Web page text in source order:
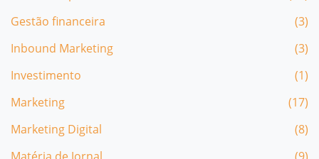
Gestão financeira
(3)
Inbound Marketing
(3)
Investimento
(1)
Marketing
(17)
Marketing Digital
(8)